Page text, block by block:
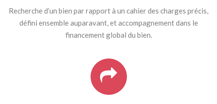
Recherche d’un bien par rapport à un cahier des charges précis,
défini ensemble auparavant, et accompagnement dans le
financement global du bien.